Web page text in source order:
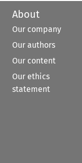
About
Our company
Our authors
Our content
Our ethics
statement